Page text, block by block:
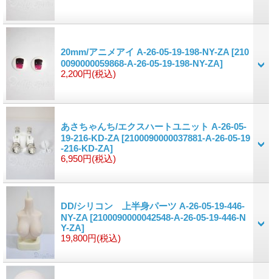
20mm/アニメアイ A-26-05-19-198-NY-ZA [210
0090000059868-A-26-05-19-198-NY-ZA]
2,200円(税込)
あさちゃんち/エクスハートユニット A-26-05-
19-216-KD-ZA [2100090000037881-A-26-05-19
-216-KD-ZA]
6,950円(税込)
DD/シリコン 上半身パーツ A-26-05-19-446-
NY-ZA [2100090000042548-A-26-05-19-446-N
Y-ZA]
19,800円(税込)